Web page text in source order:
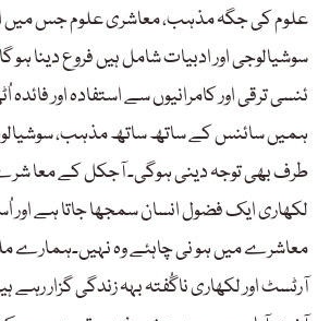
علوم کی جگہ مذہب، معاشری علوم جس میں
سوشیالوجی اور ادبیات شامل ہیں فروع دینا ہو
ئنسی ترقی اور کامرانیوں سے استفادہ اور فائدہ
ہمیں سائنس کے ساتھ ساتھ مذہب،
طرف بھی توجہ دینی ہوگی۔ آجکل کے معا
لکھاری ایک فضول انسان سمجھا جاتا ہے اور
معاشرے میں ہو نی چاہئے وہ نہیں۔ہمارے
آرٹسٹ اور لکھاری ناگُفتہ بہہ زندگی گزار رہے